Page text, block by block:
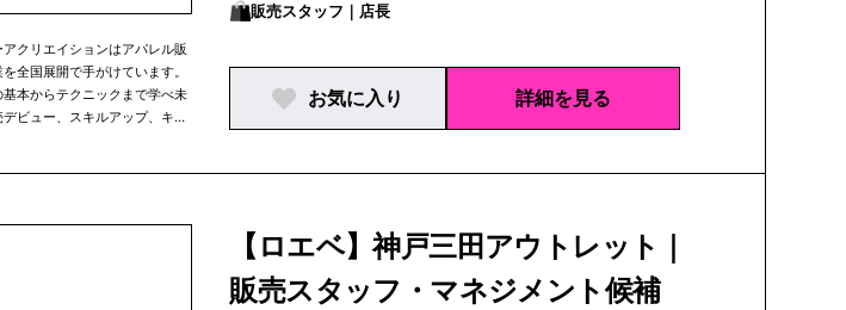
クリエイションはアパレル販
全国展開で手がけています。
本からテクニックまで学べ未
ビュー、スキルアップ、キャ
販売スタッフ｜店長
お気に入り 詳細を見る
【ロエベ】神戸三田アウトレット｜
販売スタッフ・マネジメント候補